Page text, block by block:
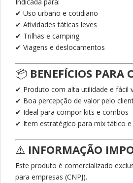
✔ Uso urbano e cotidiano
✔ Atividades táticas leves
✔ Trilhas e camping
✔ Viagens e deslocamentos
📦 BENEFÍCIOS PARA
✔ Produto com alta utilidade e fácil
✔ Boa percepção de valor pelo
✔ Ideal para compor kits e combos
✔ Item estratégico para mix tático e
⚠️ INFORMAÇÃO
Este produto é comercializado
para empresas (CNPJ).